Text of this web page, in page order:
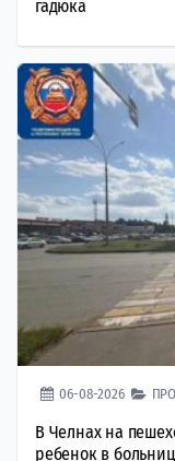
гадюка
06-08-2026
В Челнах на
ребенок в